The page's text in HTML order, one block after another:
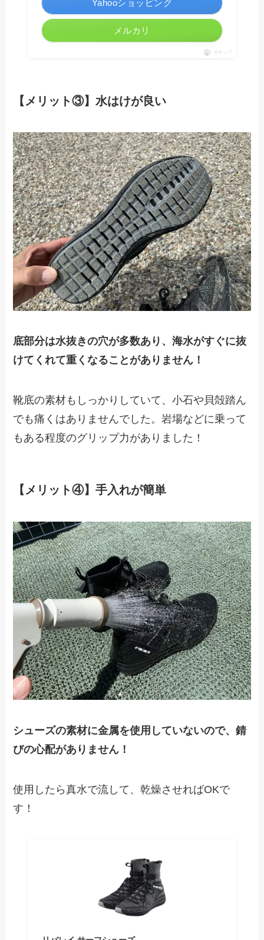
Yahooショッピング
メルカリ
ポチップ
【メリット③】水はけが良い
底部分は水抜きの穴が多数あり、海水がすぐに抜
けてくれて重くなることがありません！
靴底の素材もしっかりしていて、小石や貝殻踏ん
でも痛くはありませんでした。岩場などに乗って
もある程度のグリップ力がありました！
【メリット④】手入れが簡単
シューズの素材に金属を使用していないので、錆
びの心配がありません！
使用したら真水で流して、乾燥させればOKで
す！